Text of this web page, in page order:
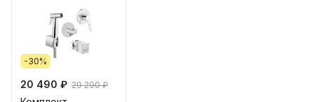
-30%
20 490 ₽ 29 290 ₽